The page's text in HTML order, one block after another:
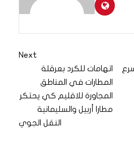
Next
اتهامات للكرد بعرقلة
المطارات في المناطق
المجاورة للاقليم كي يحتكر
مطارا أربيل والسليمانية
النقل الجوي